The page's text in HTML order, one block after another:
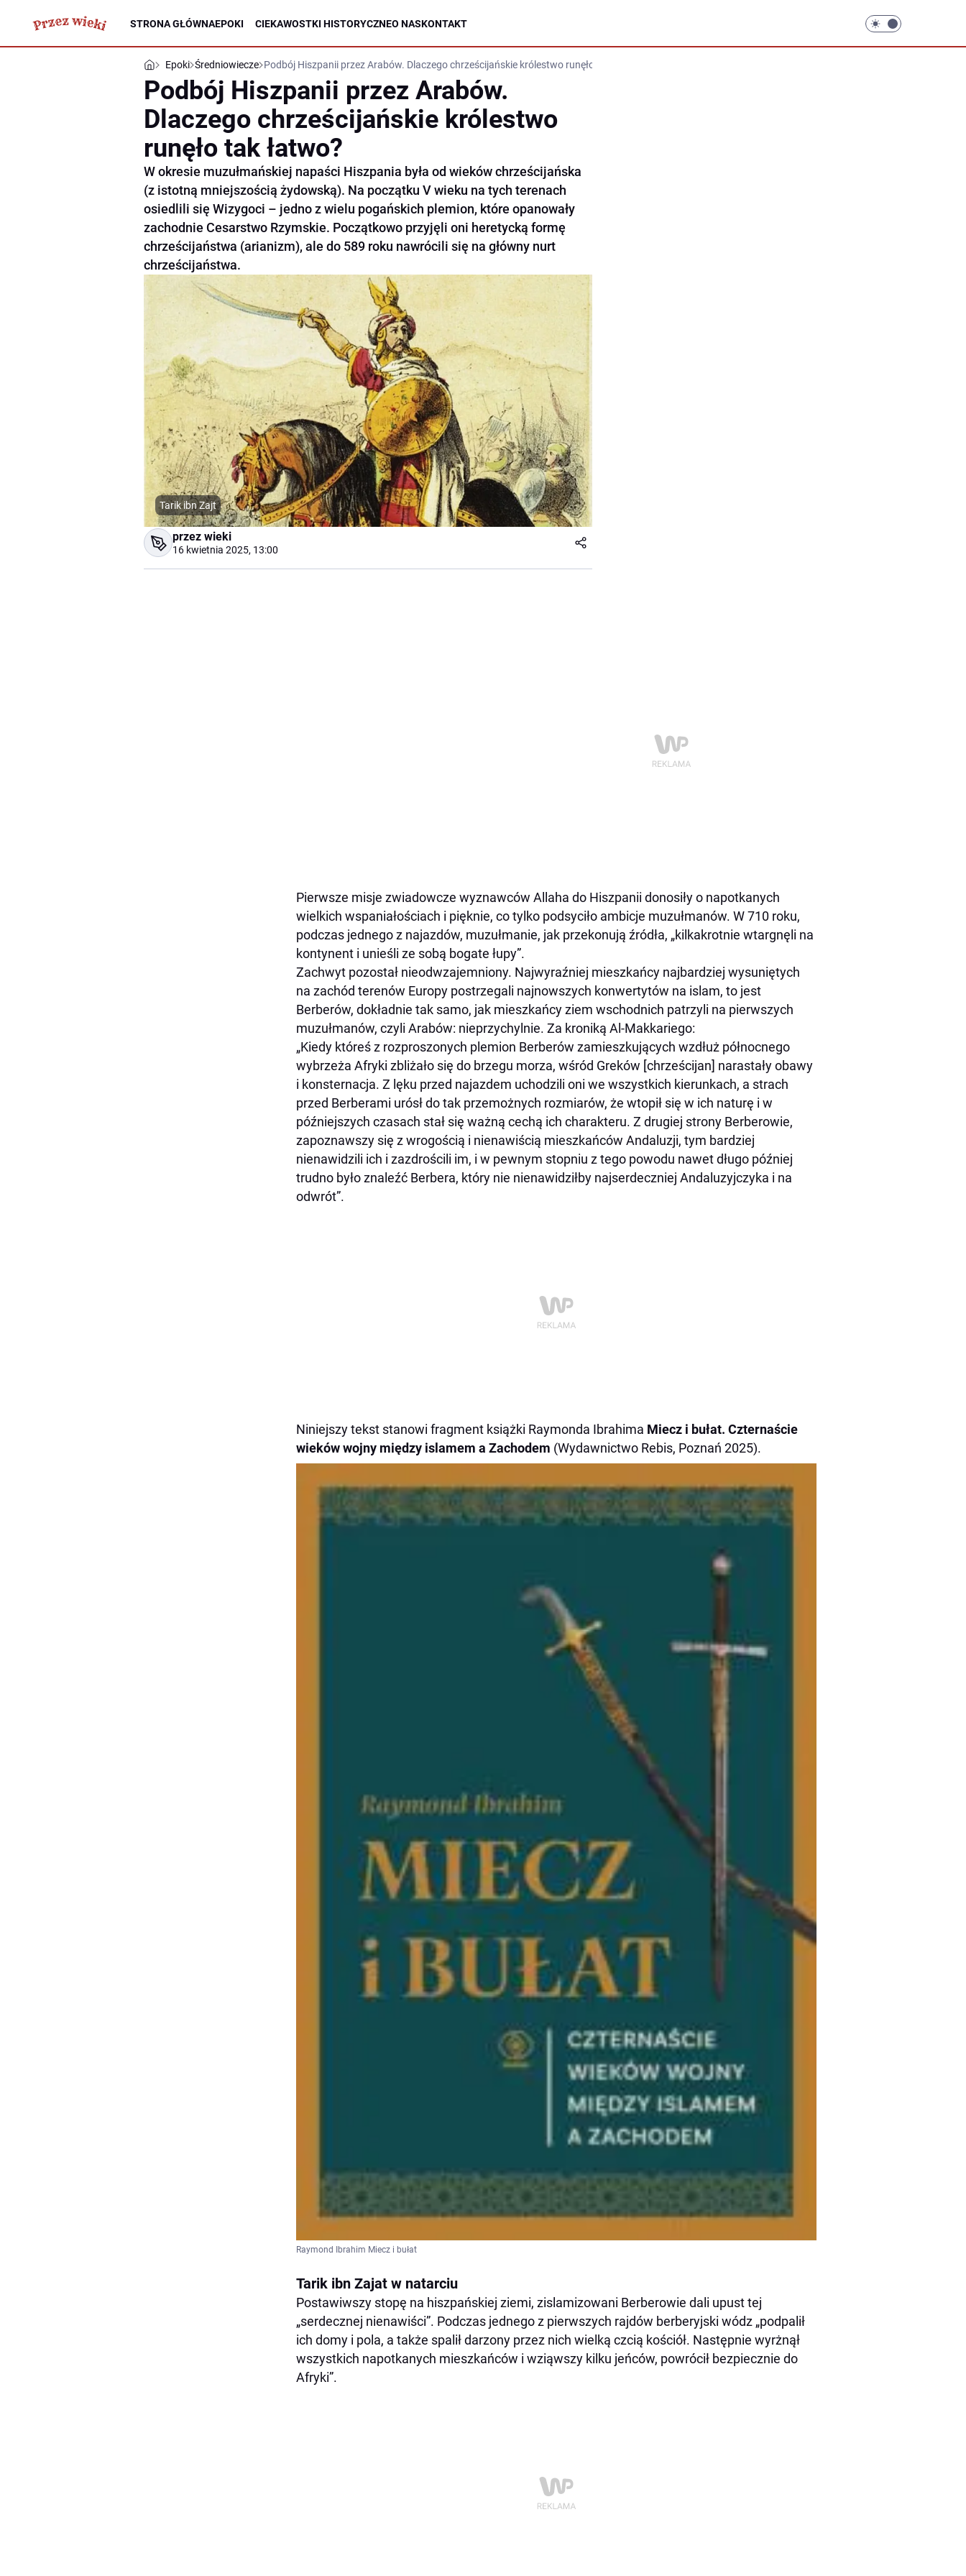
STRONA GŁÓWNAEPOKI CIEKAWOSTKI HISTORYCZNEO NASKONTAKT
Epoki Średniowiecze Podbój Hiszpanii przez Arabów. Dlaczego chrześcijańskie królestwo runęło tak łatwo?
Podbój Hiszpanii przez Arabów.
Dlaczego chrześcijańskie królestwo
runęło tak łatwo?
W okresie muzułmańskiej napaści Hiszpania była od wieków chrześcijańska
(z istotną mniejszością żydowską). Na początku V wieku na tych terenach
osiedlili się Wizygoci – jedno z wielu pogańskich plemion, które opanowały
zachodnie Cesarstwo Rzymskie. Początkowo przyjęli oni heretycką formę
chrześcijaństwa (arianizm), ale do 589 roku nawrócili się na główny nurt
chrześcijaństwa.
Tarik ibn Zajt
przez wieki
16 kwietnia 2025, 13:00
Pierwsze misje zwiadowcze wyznawców Allaha do Hiszpanii donosiły o napotkanych
wielkich wspaniałościach i pięknie, co tylko podsyciło ambicje muzułmanów. W 710 roku,
podczas jednego z najazdów, muzułmanie, jak przekonują źródła, „kilkakrotnie wtargnęli na
kontynent i unieśli ze sobą bogate łupy”.
Zachwyt pozostał nieodwzajemniony. Najwyraźniej mieszkańcy najbardziej wysuniętych
na zachód terenów Europy postrzegali najnowszych konwertytów na islam, to jest
Berberów, dokładnie tak samo, jak mieszkańcy ziem wschodnich patrzyli na pierwszych
muzułmanów, czyli Arabów: nieprzychylnie. Za kroniką Al-Makkariego:
„Kiedy któreś z rozproszonych plemion Berberów zamieszkujących wzdłuż północnego
wybrzeża Afryki zbliżało się do brzegu morza, wśród Greków [chrześcijan] narastały obawy
i konsternacja. Z lęku przed najazdem uchodzili oni we wszystkich kierunkach, a strach
przed Berberami urósł do tak przemożnych rozmiarów, że wtopił się w ich naturę i w
późniejszych czasach stał się ważną cechą ich charakteru. Z drugiej strony Berberowie,
zapoznawszy się z wrogością i nienawiścią mieszkańców Andaluzji, tym bardziej
nienawidzili ich i zazdrościli im, i w pewnym stopniu z tego powodu nawet długo później
trudno było znaleźć Berbera, który nie nienawidziłby najserdeczniej Andaluzyjczyka i na
odwrót”.
Niniejszy tekst stanowi fragment książki Raymonda Ibrahima Miecz i bułat. Czternaście
wieków wojny między islamem a Zachodem (Wydawnictwo Rebis, Poznań 2025).
Raymond Ibrahim Miecz i bułat
Tarik ibn Zajat w natarciu
Postawiwszy stopę na hiszpańskiej ziemi, zislamizowani Berberowie dali upust tej
„serdecznej nienawiści”. Podczas jednego z pierwszych rajdów berberyjski wódz „podpalił
ich domy i pola, a także spalił darzony przez nich wielką czcią kościół. Następnie wyrżnął
wszystkich napotkanych mieszkańców i wziąwszy kilku jeńców, powrócił bezpiecznie do
Afryki”.